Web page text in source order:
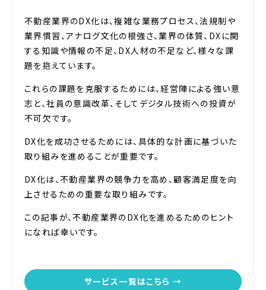
不動産業界のDX化は、複雑な業務プロセス、法規制や
業界慣習、アナログ文化の根強さ、業界の体質、DXに関
する知識や情報の不足、DX人材の不足など、様々な課
題を抱えています。
これらの課題を克服するためには、経営陣による強い意
志と、社員の意識改革、そしてデジタル技術への投資が
不可欠です。
DX化を成功させるためには、具体的な計画に基づいた
取り組みを進めることが重要です。
DX化は、不動産業界の競争力を高め、顧客満足度を向
上させるための重要な取り組みです。
この記事が、不動産業界のDX化を進めるためのヒント
になれば幸いです。
サービス一覧はこちら →